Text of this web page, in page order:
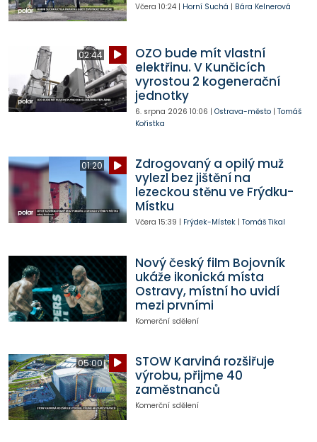
Včera 10:24| Horní Suchá | Bára Kelnerová
02:44
OZO bude mít vlastní
elektřinu. V Kunčicích
vyrostou 2 kogenerační
jednotky
6. srpna 2026 10:06 | Ostrava-město| Tomáš
Kořistka
01:20
Zdrogovaný a opilý muž
vylezl bez jištění na
lezeckou stěnu ve Frýdku-
Místku
Včera 15:39 | Frýdek-Místek| Tomáš Tikal
Nový český film Bojovník
ukáže ikonická místa
Ostravy, místní ho uvidí
mezi prvními
Komerční sdělení
05:00
STOW Karviná rozšiřuje
výrobu, přijme 40
zaměstnanců
Komerční sdělení